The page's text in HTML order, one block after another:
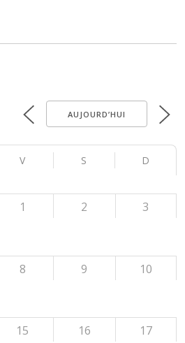
AUJOURD’HUI
V S D
1 2 3
8 9 10
15 16 17